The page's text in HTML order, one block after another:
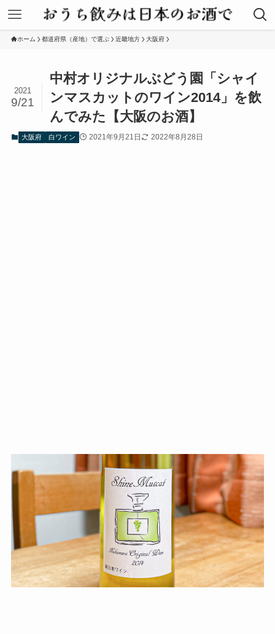
ホーム 都道府県（産地）で選ぶ 近畿地方 大阪府
中村オリジナルぶどう園「シャイ
ンマスカットのワイン2014」を飲
んでみた【大阪のお酒】
2021
9/21
大阪府 白ワイン 2021年9月21日 2022年8月28日